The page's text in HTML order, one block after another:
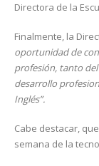
Directora de la
Finalmente, la
oportunidad de
profesión, tanto
desarrollo
Inglés”.
Cabe destacar,
semana de la